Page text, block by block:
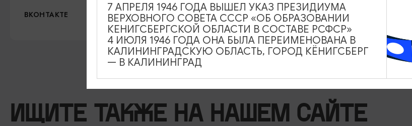
ВКОНТАКТЕ https://vk.com/kafe_solenaya_vorona
ИЩИТЕ ТАКЖЕ НА НАШЕМ САЙТЕ
7 АПРЕЛЯ 1946 ГОДА ВЫШЕЛ УКАЗ ПРЕЗИДИУМА
ВЕРХОВНОГО СОВЕТА СССР «ОБ ОБРАЗОВАНИИ
КЕНИГСБЕРГСКОЙ ОБЛАСТИ В СОСТАВЕ РСФСР»
4 ИЮЛЯ 1946 ГОДА ОНА БЫЛА ПЕРЕИМЕНОВАНА В
КАЛИНИНГРАДСКУЮ ОБЛАСТЬ, ГОРОД КЁНИГСБЕРГ
— В КАЛИНИНГРАД